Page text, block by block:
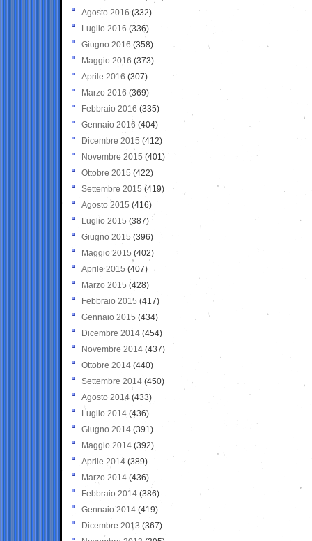
Agosto 2016 (332)
Luglio 2016 (336)
Giugno 2016 (358)
Maggio 2016 (373)
Aprile 2016 (307)
Marzo 2016 (369)
Febbraio 2016 (335)
Gennaio 2016 (404)
Dicembre 2015 (412)
Novembre 2015 (401)
Ottobre 2015 (422)
Settembre 2015 (419)
Agosto 2015 (416)
Luglio 2015 (387)
Giugno 2015 (396)
Maggio 2015 (402)
Aprile 2015 (407)
Marzo 2015 (428)
Febbraio 2015 (417)
Gennaio 2015 (434)
Dicembre 2014 (454)
Novembre 2014 (437)
Ottobre 2014 (440)
Settembre 2014 (450)
Agosto 2014 (433)
Luglio 2014 (436)
Giugno 2014 (391)
Maggio 2014 (392)
Aprile 2014 (389)
Marzo 2014 (436)
Febbraio 2014 (386)
Gennaio 2014 (419)
Dicembre 2013 (367)